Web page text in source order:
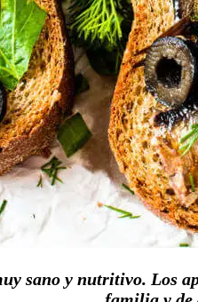
sano y nutritivo. Los